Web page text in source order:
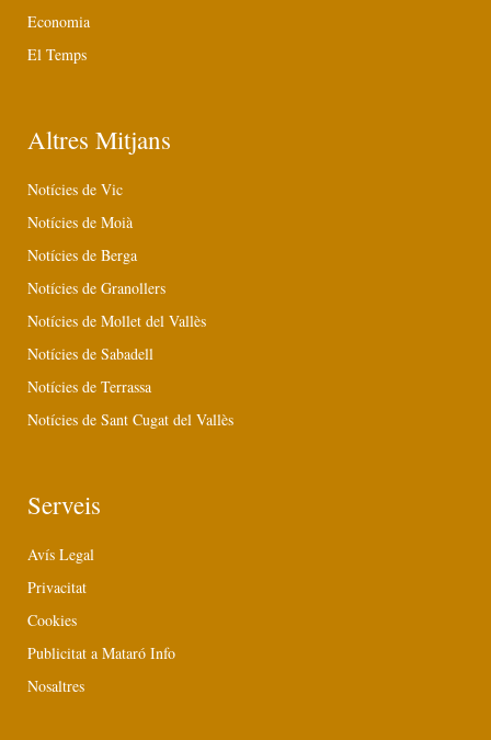
Economia
El Temps
Altres Mitjans
Notícies de Vic
Notícies de Moià
Notícies de Berga
Notícies de Granollers
Notícies de Mollet del Vallès
Notícies de Sabadell
Notícies de Terrassa
Notícies de Sant Cugat del Vallès
Serveis
Avís Legal
Privacitat
Cookies
Publicitat a Mataró Info
Nosaltres